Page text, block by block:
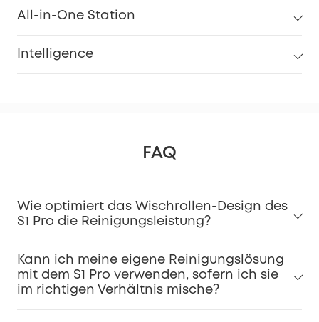
All-in-One Station
Intelligence
FAQ
Wie optimiert das Wischrollen-Design des
S1 Pro die Reinigungsleistung?
Kann ich meine eigene Reinigungslösung
mit dem S1 Pro verwenden, sofern ich sie
im richtigen Verhältnis mische?